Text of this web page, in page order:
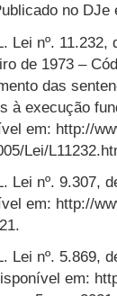
no DJe
Lei nº. 11.232,
de 1973 –
das
à execução
em: http://
Lei/
Lei nº. 9.307,
em: http://
Lei nº. 5.869,
em: